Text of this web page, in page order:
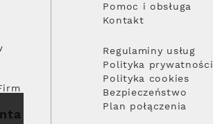
Pomoc i obsługa
Kontakt
Regulaminy usług
Polityka prywatności
Polityka cookies
Bezpieczeństwo
Plan połączenia